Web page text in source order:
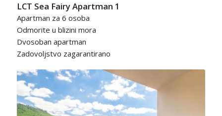
LCT Sea Fairy Apartman 1
Apartman za 6 osoba
Odmorite u blizini mora
Dvosoban apartman
Zadovoljstvo zagarantirano